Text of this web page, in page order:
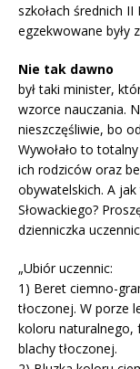
szkołach średnich
egzekwowane były
Nie tak dawno
był taki minister,
wzorce nauczania.
nieszczęśliwie, bo
Wywołało to
ich rodziców oraz
obywatelskich. A
Słowackiego?
dzienniczka
„Ubiór uczennic:
1) Beret ciemno-
tłoczonej. W porze
koloru naturalnego,
blachy tłoczonej.